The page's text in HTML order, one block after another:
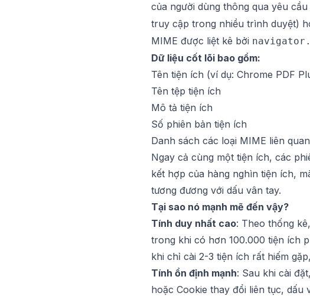
của người dùng thông qua yêu
truy cập trong nhiều trình duyệt)
MIME được liệt kê bởi
Dữ liệu cốt lõi bao gồm:
Tên tiện ích (ví dụ: Chrome PDF
Tên tệp tiện ích
Mô tả tiện ích
Số phiên bản tiện ích
Danh sách các loại MIME liên
Ngay cả cùng một tiện ích, các
kết hợp của hàng nghìn tiện ích,
tương đương với dấu vân tay.
Tại sao nó mạnh mẽ đến vậy?
Tính duy nhất cao: Theo thống
trong khi có hơn 100.000 tiện ích
khi chỉ cài 2-3 tiện ích rất hiếm
Tính ổn định mạnh: Sau khi cài
hoặc Cookie thay đổi liên tục, dấu